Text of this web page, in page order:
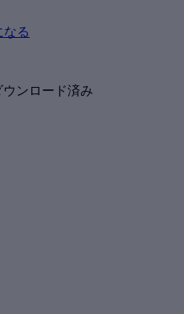
なる
ウンロード済み